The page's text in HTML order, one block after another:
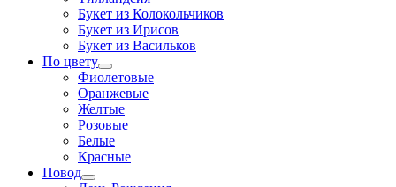
Букет из Колокольчиков
Букет из Ирисов
Букет из Васильков
По цвету
Фиолетовые
Оранжевые
Желтые
Розовые
Белые
Красные
Повод